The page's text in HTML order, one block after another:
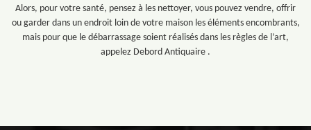
Alors, pour votre santé, pensez à les nettoyer, vous pouvez vendre, offrir
ou garder dans un endroit loin de votre maison les éléments encombrants,
mais pour que le débarrassage soient réalisés dans les règles de l’art,
appelez Debord Antiquaire .